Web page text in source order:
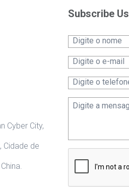
Cyber City,
Cidade de
Subscribe Us